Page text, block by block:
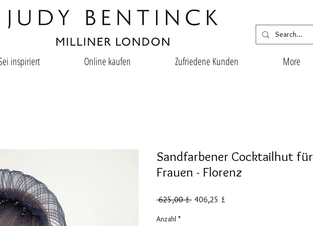
inspiriert Online kaufen Zufriedene Kunden More
Sandfarbener Cocktailhut für
Frauen - Florenz
625,00 £ Standardpreis
406,25 £
Anzahl *